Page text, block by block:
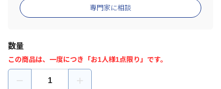
専門家に相談
数量
この商品は、一度につき「お1人様1点限り」です。